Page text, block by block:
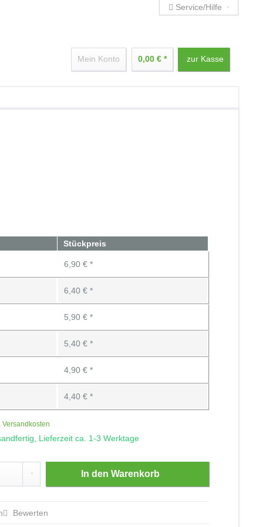
Service/Hilfe
Mein Konto 0,00 € * zur Kasse
Stückpreis
6,90 € *
6,40 € *
5,90 € *
5,40 € *
4,90 € *
4,40 € *
Versandkosten
Lieferzeit ca. 1-3 Werktage
In den Warenkorb
Bewerten